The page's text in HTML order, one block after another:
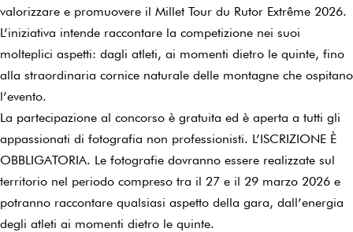
valorizzare e promuovere il Millet Tour du Rutor Extrême 2026.
L’iniziativa intende raccontare la competizione nei suoi
molteplici aspetti: dagli atleti, ai momenti dietro le quinte, fino
alla straordinaria cornice naturale delle montagne che ospitano
l’evento.
La partecipazione al concorso è gratuita ed è aperta a tutti gli
appassionati di fotografia non professionisti. L’ISCRIZIONE È
OBBLIGATORIA. Le fotografie dovranno essere realizzate sul
territorio nel periodo compreso tra il 27 e il 29 marzo 2026 e
potranno raccontare qualsiasi aspetto della gara, dall’energia
degli atleti ai momenti dietro le quinte.